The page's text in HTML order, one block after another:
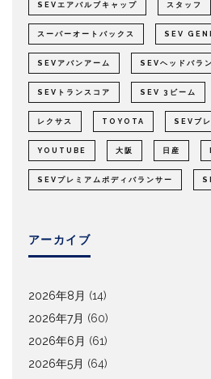
SEVエアバルブキャップ スタッフ
スーパーオートバックス SEV
SEVアバンアーム SEVヘッドバラ
SEVトランスコア SEV 3ビーム
レクサス TOYOTA SEVブ
YOUTUBE 大阪 日産
SEVプレミアムボディバランサー
アーカイブ
2026年8月 (14)
2026年7月 (60)
2026年6月 (61)
2026年5月 (64)